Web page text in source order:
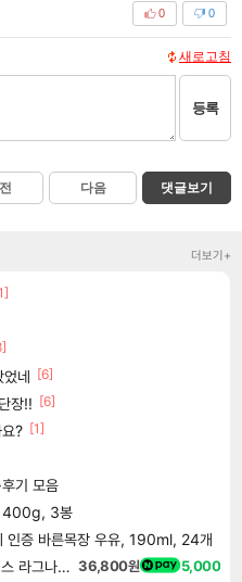
0
0
새로고침
등록
다음 댓글보기
더보기+
네 [6]
장!! [6]
? [1]
기 모음
400g, 3봉
인증 바른목장 우유, 190ml, 24개
그랑블루 판타지 리링크 엔드리스 라그나로크 업그레이드 킷 Granblue Fantasy Relink Endless Ragnarok Upgrade Kit DLC 36,800원 5,000